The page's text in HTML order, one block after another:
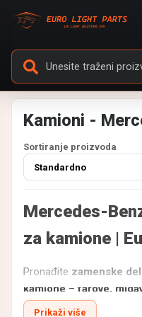
Kamioni -
Sortiranje proizvoda
Mercedes-
za kamione |
Pronađite zamenske
kamione – farove,
gabarite i ostalu
Prikaži više